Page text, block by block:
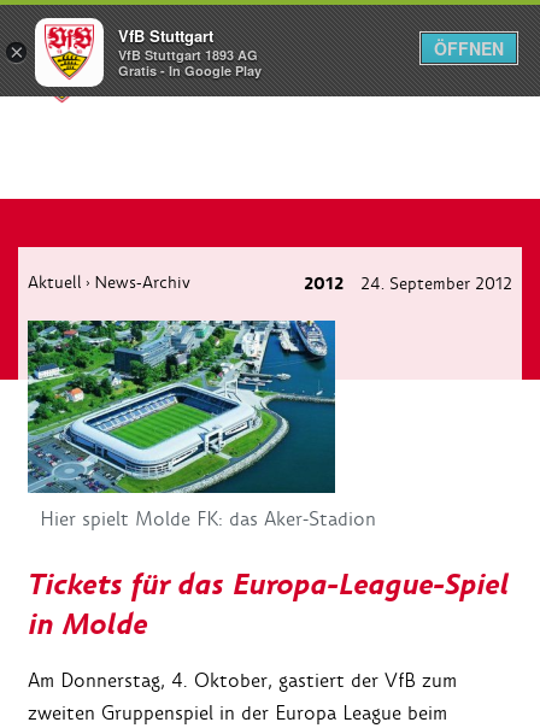
Menü
Aktuell › News-Archiv 2012 24. September 2012
Hier spielt Molde FK: das Aker-Stadion
Tickets für das Europa-League-Spiel
in Molde
Am Donnerstag, 4. Oktober, gastiert der VfB zum
zweiten Gruppenspiel in der Europa League beim
×
VfB Stuttgart
VfB Stuttgart 1893 AG
Gratis - In Google Play
ÖFFNEN